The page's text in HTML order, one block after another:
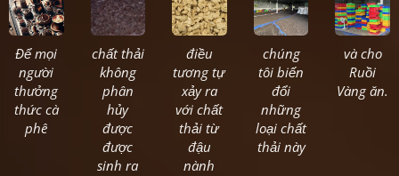
Để mọi
người
thưởng
thức cà
phê
chất thải
không
phân
hủy
được
được
sinh ra
điều
tương tự
xảy ra
với chất
thải từ
đậu
nành
chúng
tôi biến
đổi
những
loại chất
thải này
và cho
Ruồi
Vàng ăn.